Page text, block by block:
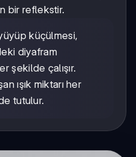
bir reflekstir.
küçülmesi,
diyafram
şekilde çalışır.
ışık miktarı her
tutulur.